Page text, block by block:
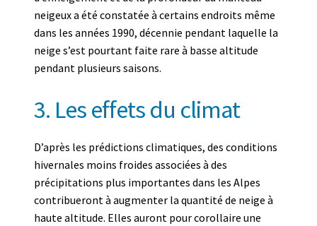
neigeux a été constatée à certains endroits même
dans les années 1990, décennie pendant laquelle la
neige s’est pourtant faite rare à basse altitude
pendant plusieurs saisons.
3. Les effets du climat
D’après les prédictions climatiques, des conditions
hivernales moins froides associées à des
précipitations plus importantes dans les Alpes
contribueront à augmenter la quantité de neige à
haute altitude. Elles auront pour corollaire une